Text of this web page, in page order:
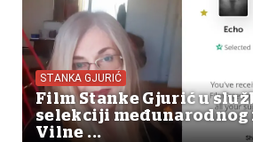
STANKA GJURIĆ
Film Stanke Gjurić u
selekciji
Vilne ...